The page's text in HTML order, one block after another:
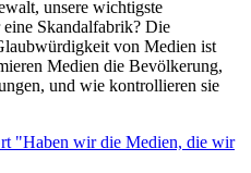
unsere wichtigste
Skandalfabrik? Die
von Medien ist
Medien die Bevölkerung,
und wie kontrollieren sie
"Haben wir die Medien, die wir